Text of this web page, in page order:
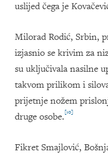
uslijed čega je
Milorad Rodić, Srbin,
izjasnio se krivim za
su uključivala nasilne
takvom prilikom i
prijetnje nožem
druge osobe.[10]
Fikret Smajlović,